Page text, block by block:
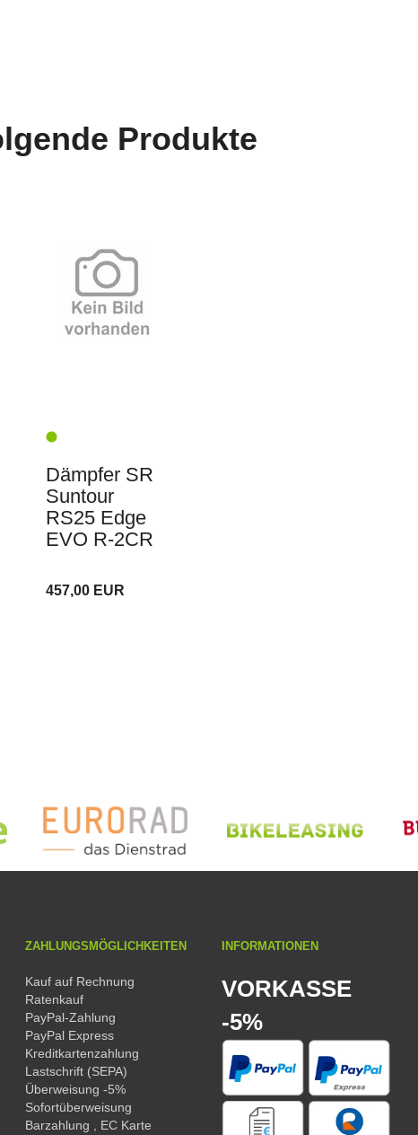
Produkte
Dämpfer SR
Suntour
RS25 Edge
EVO R-2CR
457,00 EUR
ZAHLUNGSMÖGLICHKEITEN
Kauf auf Rechnung
Ratenkauf
PayPal-Zahlung
PayPal Express
Kreditkartenzahlung
Lastschrift (SEPA)
Überweisung -5%
Sofortüberweisung
Barzahlung , EC Karte
INFORMATIONEN
VORKASSE
-5%